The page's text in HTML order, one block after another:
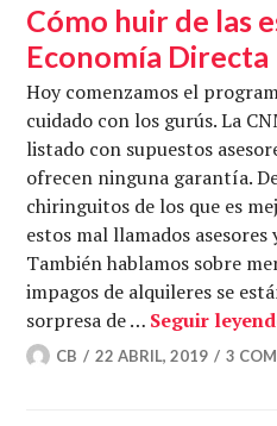
Cómo huir de las
Economía Directa
Hoy comenzamos el
cuidado con los gurús. La
listado con supuestos
ofrecen ninguna garantía.
chiringuitos de los que es
estos mal llamados
También hablamos sobre
impagos de alquileres se
sorpresa de … Seguir
CB 22 ABRIL, 2019 3